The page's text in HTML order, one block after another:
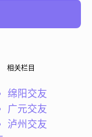
相关栏目
绵阳交友
广元交友
泸州交友